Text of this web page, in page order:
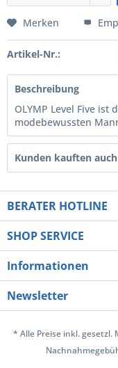
Merken
Artikel-Nr.:
Beschreibung
OLYMP Level Five
modebewussten
Kunden kauften auch
BERATER HOTLINE
SHOP SERVICE
Informationen
Newsletter
* Alle Preise inkl.